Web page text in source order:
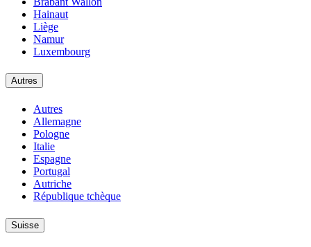
Hainaut
Liège
Namur
Luxembourg
Autres
Autres
Allemagne
Pologne
Italie
Espagne
Portugal
Autriche
République tchèque
Suisse